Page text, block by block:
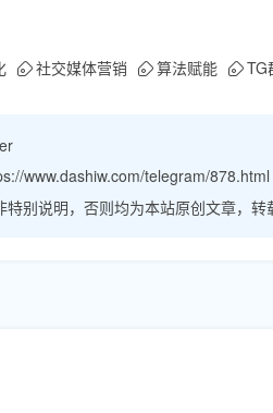
社交媒体营销 算法赋能 TG
www.dashiw.com/telegram/878.html
特别说明，否则均为本站原创文章，转